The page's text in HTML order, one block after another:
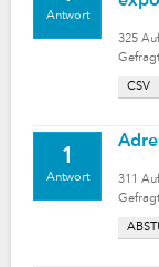
Antwort
325
Gefragt
CSV
1
Antwort 311
Gefragt